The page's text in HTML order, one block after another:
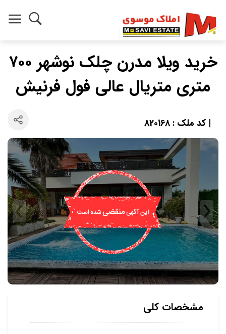
خرید ویلا مدرن چلک نوشهر ۷۰۰
متری متریال عالی فول فرنیش
| کد ملک : 820168
مشخصات کلی